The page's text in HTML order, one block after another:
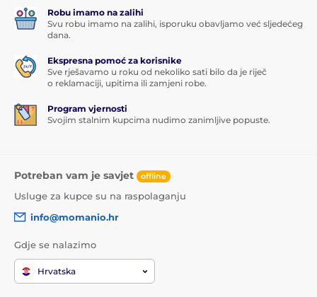
Robu imamo na zalihi
Svu robu imamo na zalihi, isporuku obavljamo već sljedećeg
dana.
Ekspresna pomoć za korisnike
Sve rješavamo u roku od nekoliko sati bilo da je riječ
o reklamaciji, upitima ili zamjeni robe.
Program vjernosti
Svojim stalnim kupcima nudimo zanimljive popuste.
Potreban vam je savjet offline
Usluge za kupce su na raspolaganju
info@momanio.hr
Gdje se nalazimo
Hrvatska